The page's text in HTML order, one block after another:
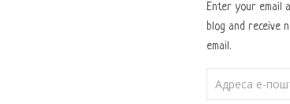
Enter your email
blog and receive
email.